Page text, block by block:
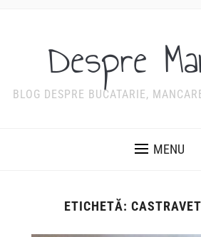
Despre
BLOG DESPRE BUCATARIE,
MENU
ETICHETĂ: